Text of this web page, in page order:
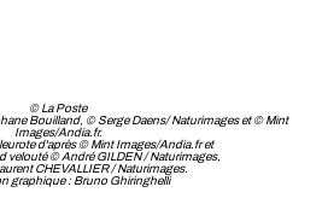
© La Poste
Bouilland, © Serge Daens/ Naturimages et © Mint
Images/Andia.fr.
d'après © Mint Images/Andia.fr et
velouté © André GILDEN / Naturimages,
CHEVALLIER / Naturimages.
graphique : Bruno Ghiringhelli